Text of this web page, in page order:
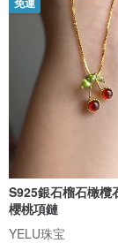
免運
S925銀石榴石橄欖
櫻桃項鏈
YELU珠宝